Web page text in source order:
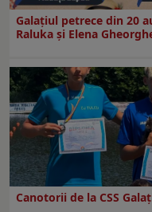
Galaţiul petrece din 20
Raluka și Elena
Canotorii de la CSS